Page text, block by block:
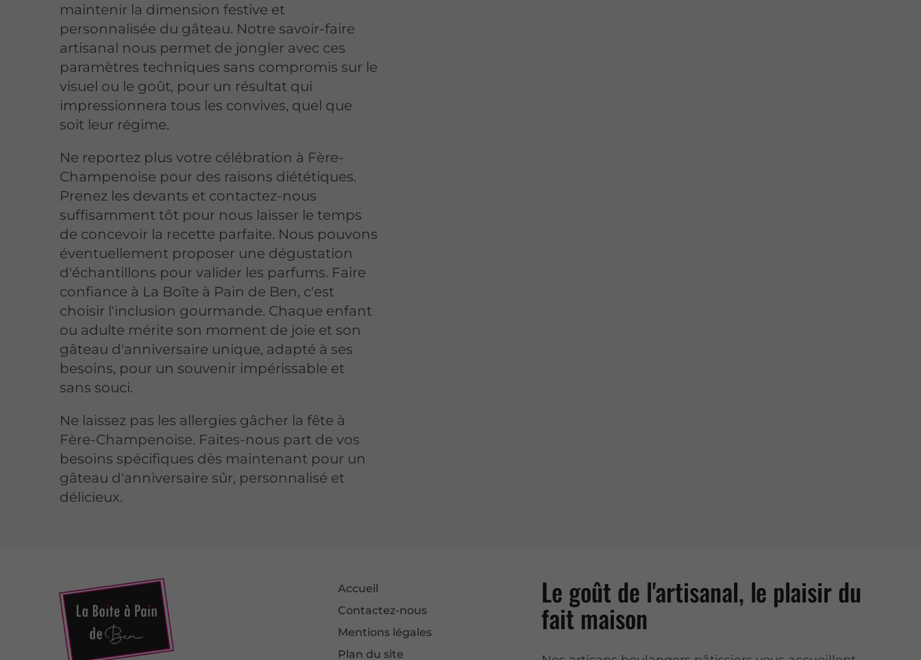
maintenir la dimension festive et
personnalisée du gâteau. Notre savoir-faire
artisanal nous permet de jongler avec ces
paramètres techniques sans compromis sur le
visuel ou le goût, pour un résultat qui
impressionnera tous les convives, quel que
soit leur régime.
Ne reportez plus votre célébration à Fère-
Champenoise pour des raisons diététiques.
Prenez les devants et contactez-nous
suffisamment tôt pour nous laisser le temps
de concevoir la recette parfaite. Nous pouvons
éventuellement proposer une dégustation
d'échantillons pour valider les parfums. Faire
confiance à La Boîte à Pain de Ben, c'est
choisir l'inclusion gourmande. Chaque enfant
ou adulte mérite son moment de joie et son
gâteau d'anniversaire unique, adapté à ses
besoins, pour un souvenir impérissable et
sans souci.
Ne laissez pas les allergies gâcher la fête à
Fère-Champenoise. Faites-nous part de vos
besoins spécifiques dès maintenant pour un
gâteau d'anniversaire sûr, personnalisé et
délicieux.
Accueil
Contactez-nous
Mentions légales
Plan du site
Le goût de l'artisanal, le plaisir du
fait maison